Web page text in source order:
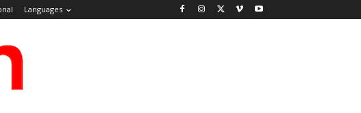
Languages